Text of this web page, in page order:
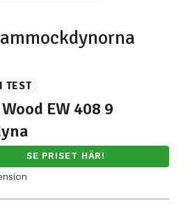
TEST
EW 408 9
SE PRISET HÄR!